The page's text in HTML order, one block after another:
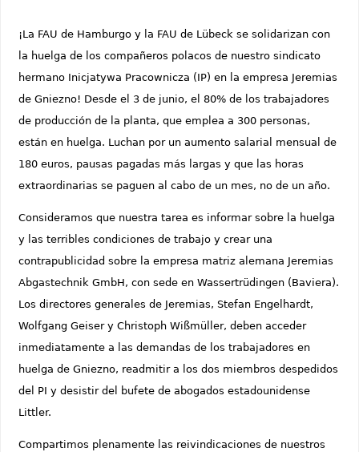
¡La FAU de Hamburgo y la FAU de Lübeck se solidarizan con
la huelga de los compañeros polacos de nuestro sindicato
hermano Inicjatywa Pracownicza (IP) en la empresa Jeremias
de Gniezno! Desde el 3 de junio, el 80% de los trabajadores
de producción de la planta, que emplea a 300 personas,
están en huelga. Luchan por un aumento salarial mensual de
180 euros, pausas pagadas más largas y que las horas
extraordinarias se paguen al cabo de un mes, no de un año.
Consideramos que nuestra tarea es informar sobre la huelga
y las terribles condiciones de trabajo y crear una
contrapublicidad sobre la empresa matriz alemana Jeremias
Abgastechnik GmbH, con sede en Wassertrüdingen (Baviera).
Los directores generales de Jeremias, Stefan Engelhardt,
Wolfgang Geiser y Christoph Wißmüller, deben acceder
inmediatamente a las demandas de los trabajadores en
huelga de Gniezno, readmitir a los dos miembros despedidos
del PI y desistir del bufete de abogados estadounidense
Littler.
Compartimos plenamente las reivindicaciones de nuestros